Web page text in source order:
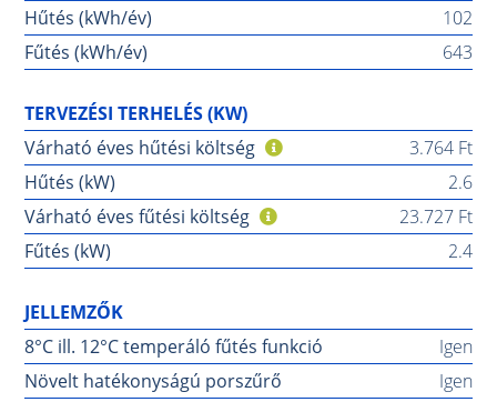
Hűtés (kWh/év)
102
Fűtés (kWh/év)
643
TERVEZÉSI TERHELÉS (KW)
Várható éves hűtési költség
3.764 Ft
Hűtés (kW)
2.6
Várható éves fűtési költség
23.727 Ft
Fűtés (kW)
2.4
JELLEMZŐK
8°C ill. 12°C temperáló fűtés funkció
Igen
Növelt hatékonyságú porszűrő
Igen